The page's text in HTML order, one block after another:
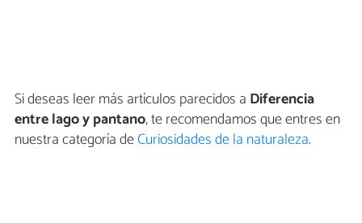
Si deseas leer más artículos parecidos a Diferencia
entre lago y pantano, te recomendamos que entres en
nuestra categoría deCuriosidades de la naturaleza.